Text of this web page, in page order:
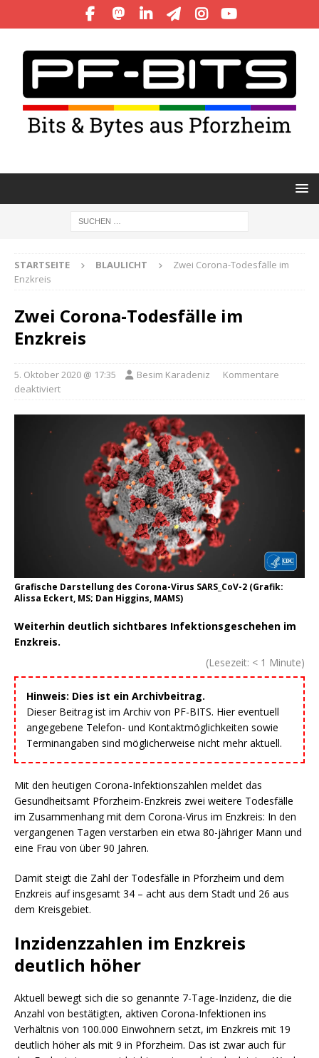
STARTSEITE BLAULICHT
Zwei Corona-Todesfälle im
Enzkreis
Zwei Corona-Todesfälle im
Enzkreis
5. Oktober 2020 @ 17:35 Besim Karadeniz
Kommentare
deaktiviert
Grafische Darstellung des Corona-Virus SARS_CoV-2 (Grafik:
Alissa Eckert, MS; Dan Higgins, MAMS)
Weiterhin deutlich sichtbares Infektionsgeschehen im
Enzkreis.
(Lesezeit: < 1 Minute)
Hinweis: Dies ist ein Archivbeitrag.
Dieser Beitrag ist im Archiv von PF-BITS. Hier eventuell
angegebene Telefon- und Kontaktmöglichkeiten sowie
Terminangaben sind möglicherweise nicht mehr aktuell.
Mit den heutigen Corona-Infektionszahlen meldet das
Gesundheitsamt Pforzheim-Enzkreis zwei weitere Todesfälle
im Zusammenhang mit dem Corona-Virus im Enzkreis: In den
vergangenen Tagen verstarben ein etwa 80-jähriger Mann und
eine Frau von über 90 Jahren.
Damit steigt die Zahl der Todesfälle in Pforzheim und dem
Enzkreis auf insgesamt 34 – acht aus dem Stadt und 26 aus
dem Kreisgebiet.
Inzidenzzahlen im Enzkreis
deutlich höher
Aktuell bewegt sich die so genannte 7-Tage-Inzidenz, die die
Anzahl von bestätigten, aktiven Corona-Infektionen ins
Verhältnis von 100.000 Einwohnern setzt, im Enzkreis mit 19
deutlich höher als mit 9 in Pforzheim. Das ist zwar auch für